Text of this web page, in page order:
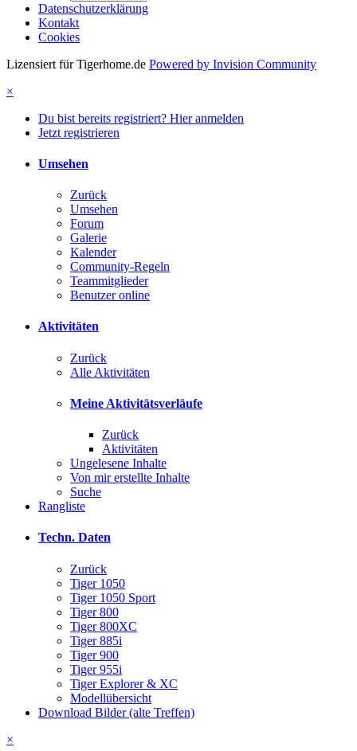
Datenschutzerklärung
Kontakt
Cookies
Lizensiert für Tigerhome.de Powered by Invision Community
×
Du bist bereits registriert? Hier anmelden
Jetzt registrieren
Umsehen
Zurück
Umsehen
Forum
Galerie
Kalender
Community-Regeln
Teammitglieder
Benutzer online
Aktivitäten
Zurück
Alle Aktivitäten
Meine Aktivitätsverläufe
Zurück
Aktivitäten
Ungelesene Inhalte
Von mir erstellte Inhalte
Suche
Rangliste
Techn. Daten
Zurück
Tiger 1050
Tiger 1050 Sport
Tiger 800
Tiger 800XC
Tiger 885i
Tiger 900
Tiger 955i
Tiger Explorer & XC
Modellübersicht
Download Bilder (alte Treffen)
×